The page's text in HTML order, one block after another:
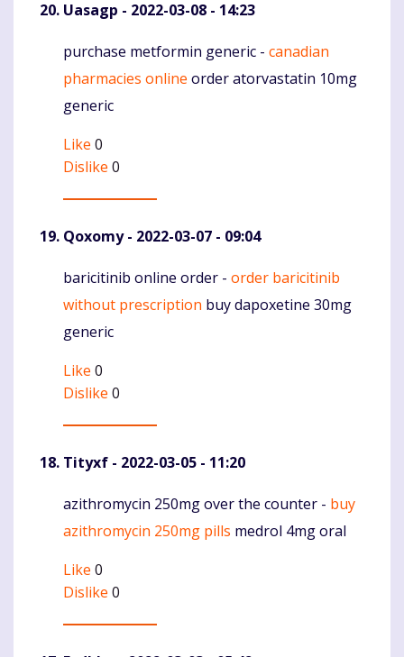
Uasagp - 2022-03-08 - 14:23
Komentaras
purchase metformin generic - canadian
pharmacies online order atorvastatin 10mg
generic
Like 0
Dislike 0
Qoxomy- 2022-03-07 - 09:04
Komentaras
baricitinib online order - order baricitinib
without prescription buy dapoxetine 30mg
generic
Like 0
Dislike 0
Tityxf - 2022-03-05 - 11:20
Komentaras
azithromycin 250mg over the counter - buy
azithromycin 250mg pills medrol 4mg oral
Like 0
Dislike 0